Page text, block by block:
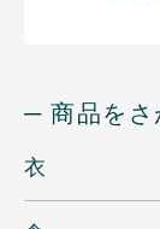
─ 商品をさ
衣